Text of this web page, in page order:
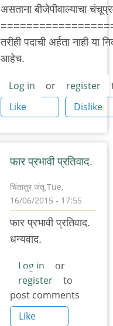
असताना बीजेपीवाल्याचा
तरीही पदाची अर्हता नाही या
आहेच.
Log in or register
Like
Dislike
फार प्रभावी प्रतिवाद.
चिंतातुर जंतू Tue,
16/06/2015 - 17:55
In
reply
http://
by
अजो१२३
फार प्रभावी प्रतिवाद.
धन्यवाद.
Log in
or
register
to
post comments
Like